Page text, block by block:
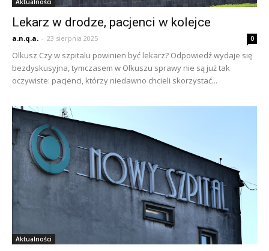
Aktualności
Lekarz w drodze, pacjenci w kolejce
a.n.q.a. - 23 sierpnia 2025 0
Olkusz Czy w szpitalu powinien być lekarz? Odpowiedź wydaje się
bezdyskusyjna, tymczasem w Olkuszu sprawy nie są już tak
oczywiste: pacjenci, którzy niedawno chcieli skorzystać...
Aktualności